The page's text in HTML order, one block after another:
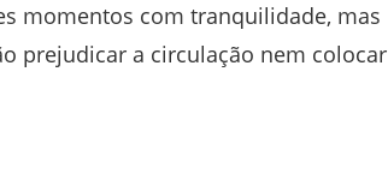
momentos com tranquilidade, mas
prejudicar a circulação nem colocar